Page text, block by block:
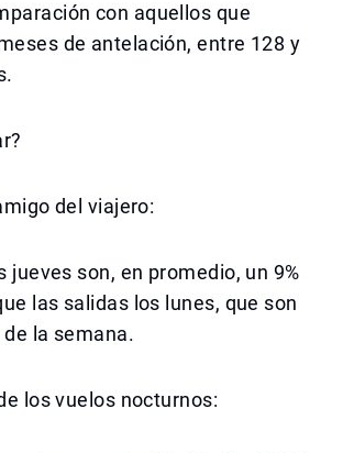
con aquellos que
de antelación, entre 128 y
del viajero:
jueves son, en promedio, un 9%
las salidas los lunes, que son
de la semana.
los vuelos nocturnos: